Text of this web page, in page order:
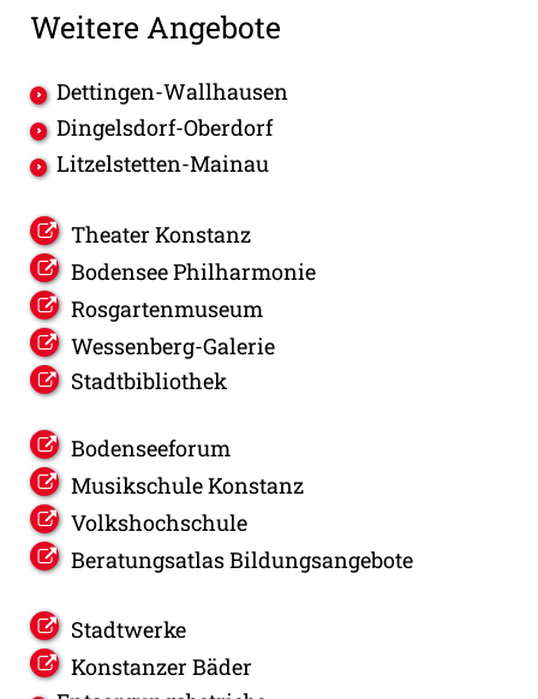
Weitere Angebote
Dettingen-Wallhausen
Dingelsdorf-Oberdorf
Litzelstetten-Mainau
Theater Konstanz
Bodensee Philharmonie
Rosgartenmuseum
Wessenberg-Galerie
Stadtbibliothek
Bodenseeforum
Musikschule Konstanz
Volkshochschule
Beratungsatlas Bildungsangebote
Stadtwerke
Konstanzer Bäder